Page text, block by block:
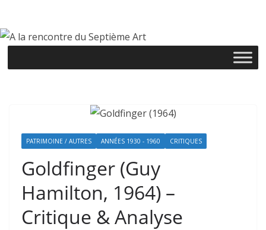
contenu
PATRIMOINE / AUTRES ANNÉES 1930 - 1960 CRITIQUES
Goldfinger (Guy
Hamilton, 1964) –
Critique & Analyse